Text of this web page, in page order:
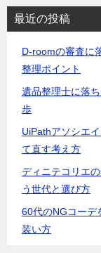
最近の投稿
D-roomの審査に
整理ポイント
遺品整理士に落
歩
UiPathアソシエ
て直す考え方
ディニテコリエ
う世代と選び方
60代のNGコーデ
装い方